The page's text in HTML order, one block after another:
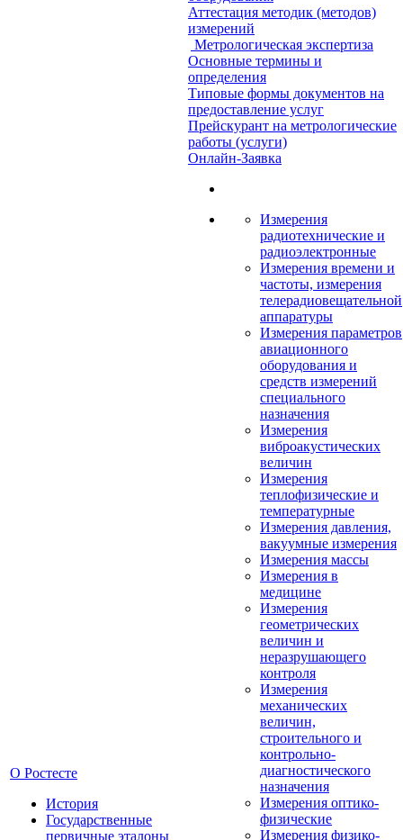
О Ростесте
История
Государственные
первичные эталоны
Аттестация методик (методов)
измерений
Метрологическая экспертиза
Основные термины и
определения
Типовые формы документов на
предоставление услуг
Прейскурант на метрологические
работы (услуги)
Онлайн-Заявка
Измерения
радиотехнические и
радиоэлектронные
Измерения времени и
частоты, измерения
телерадиовещательной
аппаратуры
Измерения параметров
авиационного
оборудования и
средств измерений
специального
назначения
Измерения
виброакустических
величин
Измерения
теплофизические и
температурные
Измерения давления,
вакуумные измерения
Измерения массы
Измерения в
медицине
Измерения
геометрических
величин и
неразрушающего
контроля
Измерения
механических
величин,
строительного и
контрольно-
диагностического
назначения
Измерения оптико-
физические
Измерения физико-